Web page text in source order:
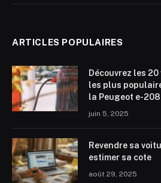
ARTICLES POPULAIRES
Découvrez les
les plus
la Peugeot e-208
juin 5, 2025
Revendre sa
estimer sa cote
août 29, 2025